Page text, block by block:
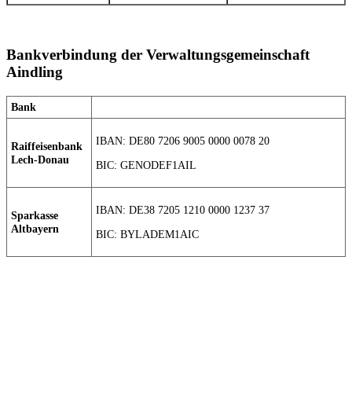
Bankverbindung der Verwaltungsgemeinschaft
Aindling
Bank
Raiffeisenbank
Lech-Donau
IBAN: DE80 7206 9005 0000 0078 20
BIC: GENODEF1AIL
Sparkasse
Altbayern
IBAN: DE38 7205 1210 0000 1237 37
BIC: BYLADEM1AIC